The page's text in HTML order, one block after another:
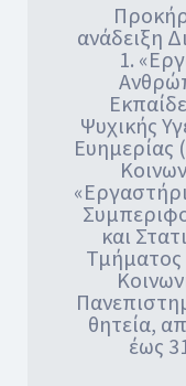
ανάδειξη
1.
Ψυχικής
Ευημερίας
και
Τμήματος
θητεία,
έως